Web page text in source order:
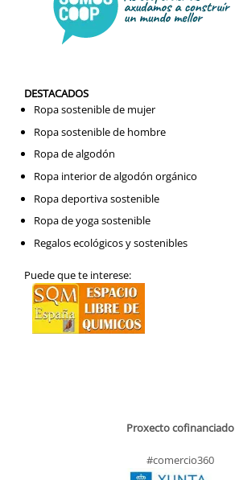
DESTACADOS
Ropa sostenible de mujer
Ropa sostenible de hombre
Ropa de algodón
Ropa interior de algodón orgánico
Ropa deportiva sostenible
Ropa de yoga sostenible
Regalos ecológicos y sostenibles
Puede que te interese:
Proxecto cofinanciado
#comercio360